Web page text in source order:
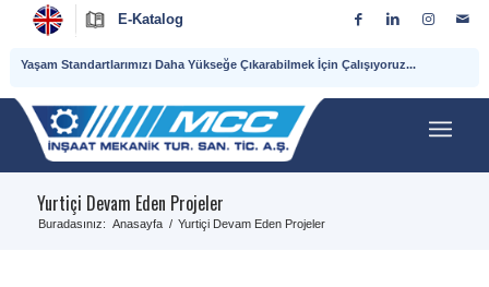
E-Katalog
Yaşam Standartlarımızı Daha Yükseğe Çıkarabilmek İçin Çalışıyoruz...
Yurtiçi Devam Eden Projeler
Buradasınız: Anasayfa / Yurtiçi Devam Eden Projeler